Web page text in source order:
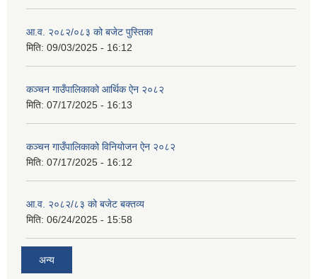
आ.व. २०८२/०८३ को बजेट पुस्तिका
मिति: 09/03/2025 - 16:12
कञ्‍चन गाउँपालिकाको आर्थिक ऐन २०८२
मिति: 07/17/2025 - 16:13
कञ्‍चन गाउँपालिकाको विनियोजन ऐन २०८२
मिति: 07/17/2025 - 16:12
आ.व. २०८२/८३ को बजेट बक्तव्य
मिति: 06/24/2025 - 15:58
अन्य